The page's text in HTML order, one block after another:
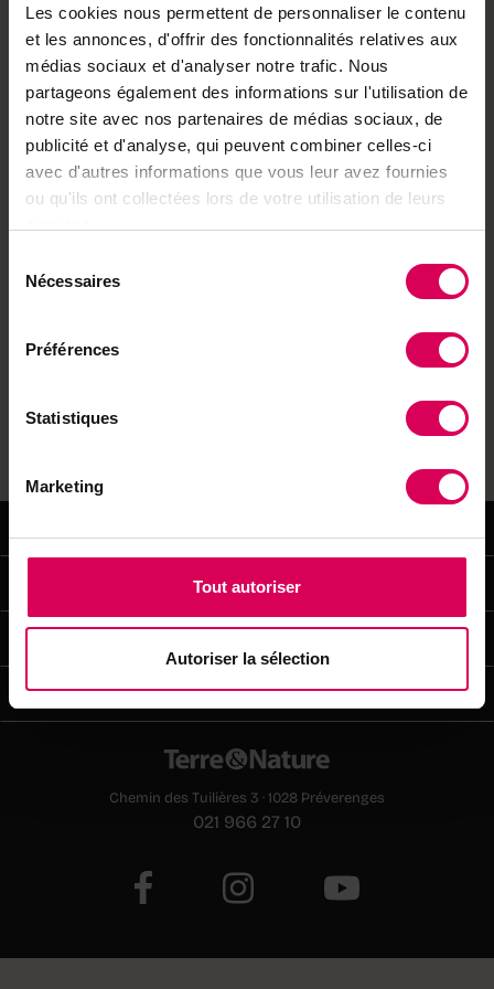
Les cookies nous permettent de personnaliser le contenu
et les annonces, d'offrir des fonctionnalités relatives aux
médias sociaux et d'analyser notre trafic. Nous
partageons également des informations sur l'utilisation de
notre site avec nos partenaires de médias sociaux, de
publicité et d'analyse, qui peuvent combiner celles-ci
avec d'autres informations que vous leur avez fournies
ou qu'ils ont collectées lors de votre utilisation de leurs
Nécessaires
Préférences
Statistiques
Marketing
Tout autoriser
Autoriser la sélection
l'agriculture. Pierre Landolt, héritier suisse de la
famille Sandoz, révolutionne l'agriculture brésilienne
en appliquant les principes de la biodynamie dans la
Caatinga du Nordeste. Les forestiers fribourgeois
organisent une mise aux enchères de bois de qualité
et d'essences rares avec des crieurs passionnés.
forêts tropicales brésiliennes, en donnant voix et
Bonne lecture !
Toutes les publications
Services
Publicité
Chemin des Tuilières 3 · 1028 Préverenges
021 966 27 10